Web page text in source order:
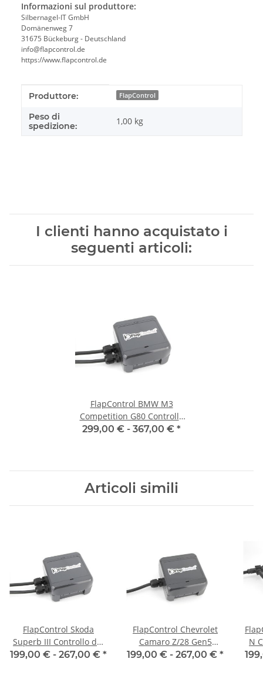
Informazioni sul produttore:
Silbernagel-IT GmbH
Domänenweg 7
31675 Bückeburg - Deutschland
info@flapcontrol.de
https://www.flapcontrol.de
#productDetails.itemInformation#
#productDetails.itemValue#
Produttore: FlapControl
Peso di
spedizione:
1,00 kg
I clienti hanno acquistato i
seguenti articoli:
FlapControl BMW M3
Competition G80 Controllo
dei flap di scarico
299,00 € - 367,00 € *
Articoli simili
FlapControl Skoda
Superb III Controllo dei
flap di scarico
199,00 € - 267,00 € *
FlapControl Chevrolet
Camaro Z/28 Gen5
Controllo dei flap di
199,00 € - 267,00 € *
N